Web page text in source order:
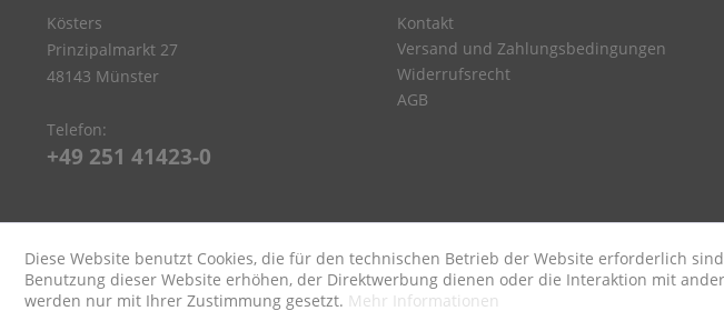
Kösters
Prinzipalmarkt 27
48143 Münster
Telefon:
+49 251 41423-0
Kontakt
Versand und Zahlungsbedingungen
Widerrufsrecht
AGB
Diese Website benutzt Cookies, die für den technischen Betrieb der Website erforderlich
Benutzung dieser Website erhöhen, der Direktwerbung dienen oder die Interaktion mit
werden nur mit Ihrer Zustimmung gesetzt. Mehr Informationen